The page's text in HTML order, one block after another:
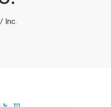
/ Inc.